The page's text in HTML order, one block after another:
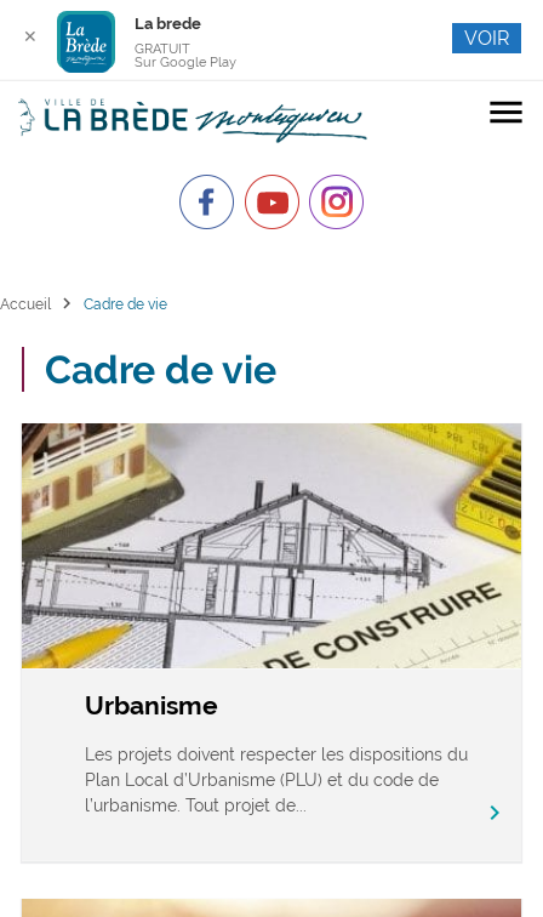
menu
Accueil chevron_right Cadre de vie
Cadre de vie
Urbanisme
Les projets doivent respecter les dispositions du
Plan Local d’Urbanisme (PLU) et du code de
l’urbanisme. Tout projet de...
chevron_right
✕
La brede
GRATUIT
Sur Google Play
VOIR